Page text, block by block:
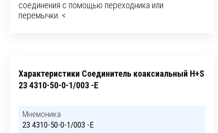
соединения с помощью переходника или
перемычки. <
Характеристики Соединитель коаксиальный H+S
23 4310-50-0-1/003 -E
Мнемоника
23 4310-50-0-1/003 -E